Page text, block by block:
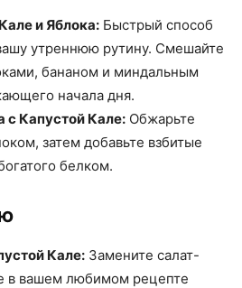
и Яблока: Быстрый способ
утреннюю рутину. Смешайте
бананом и миндальным
начала дня.
с Капустой Кале: Обжарьте
затем добавьте взбитые
белком.
Кале: Замените салат-
в вашем любимом рецепте